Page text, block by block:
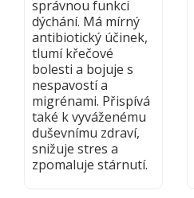
správnou funkci
dýchání. Má mírný
antibiotický účinek,
tlumí křečové
bolesti a bojuje s
nespavostí a
migrénami. Přispívá
také k vyváženému
duševnímu zdraví,
snižuje stres a
zpomaluje stárnutí.